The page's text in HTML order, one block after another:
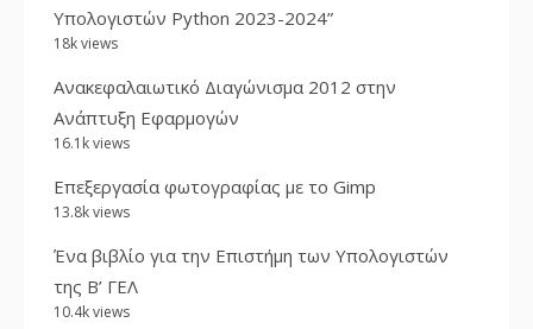
Υπολογιστών Python 2023-2024”
18k views
Ανακεφαλαιωτικό Διαγώνισμα 2012 στην
Ανάπτυξη Εφαρμογών
16.1k views
Επεξεργασία φωτογραφίας με το Gimp
13.8k views
Ένα βιβλίο για την Επιστήμη των Υπολογιστών
της Β’ ΓΕΛ
10.4k views